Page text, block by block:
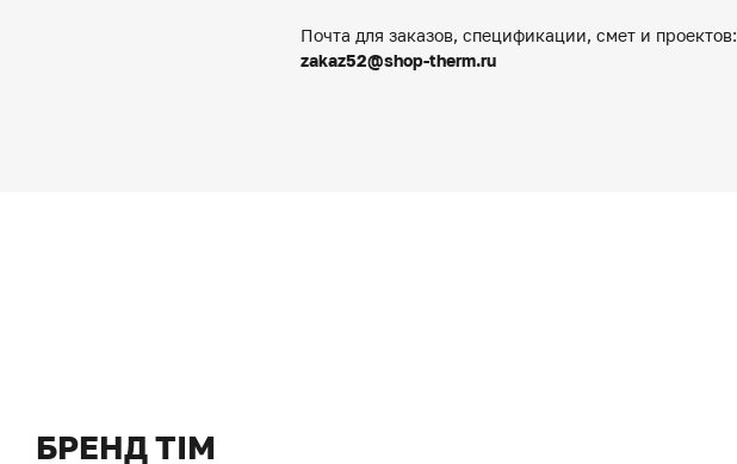
Почта для заказов, спецификации, смет и проектов:
zakaz52@shop-therm.ru
БРЕНД TIM